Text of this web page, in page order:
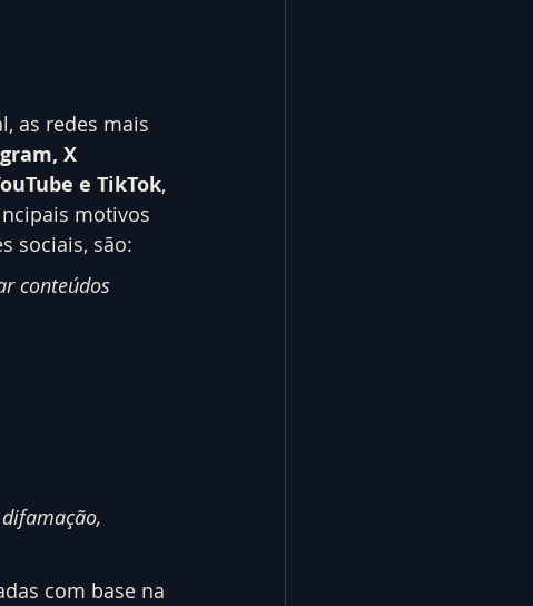
as redes mais
X
e TikTok,
motivos
sociais, são:
conteúdos
com base na